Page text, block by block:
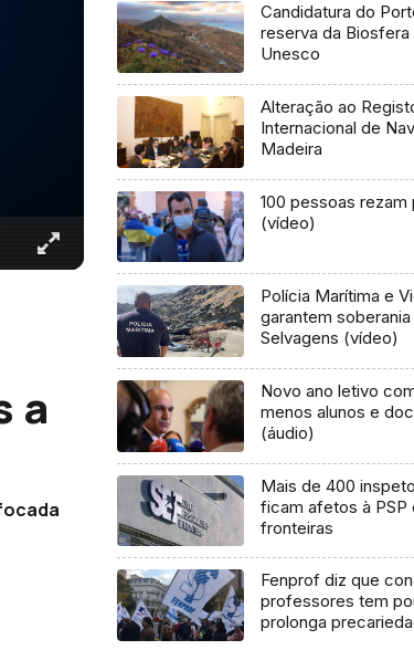
a
Candidatura do
reserva da Biosfera
Unesco
Alteração ao
Internacional de
Madeira
100 pessoas rezam
(vídeo)
Polícia Marítima e
garantem
Selvagens (vídeo)
Novo ano letivo
menos alunos e
(áudio)
Mais de 400
ficam afetos à PSP
fronteiras
Fenprof diz que
professores tem
prolonga